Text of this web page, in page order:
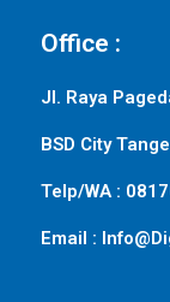
Office :
Jl. Raya
BSD City
Telp/WA :
Email :